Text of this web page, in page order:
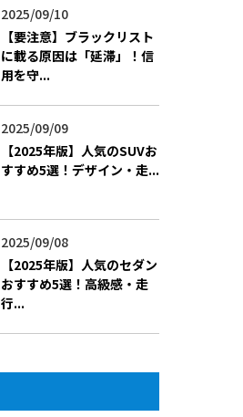
2025/09/10
【要注意】ブラックリスト
に載る原因は「延滞」！信
用を守...
2025/09/09
【2025年版】人気のSUVお
すすめ5選！デザイン・走...
2025/09/08
【2025年版】人気のセダン
おすすめ5選！高級感・走
行...